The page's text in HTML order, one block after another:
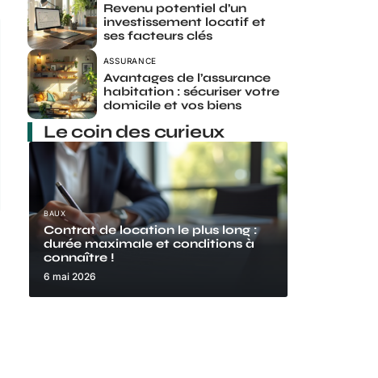
Revenu potentiel d’un
investissement locatif et
ses facteurs clés
ASSURANCE
Avantages de l’assurance
habitation : sécuriser votre
domicile et vos biens
Le coin des curieux
BAUX
Contrat de location le plus long :
durée maximale et conditions à
connaître !
6 mai 2026